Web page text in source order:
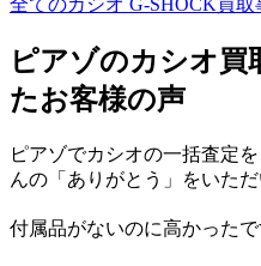
ピアゾのカシオ買
たお客様の声
ピアゾでカシオの一括査定
んの「ありがとう」をいた
付属品がないのに高かったで